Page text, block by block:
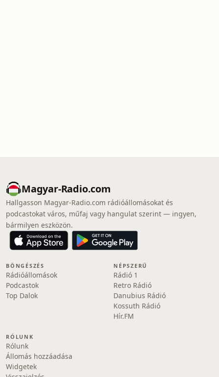
Magyar-Radio.com
Hallgasson Magyar-Radio.com rádióállomásokat és
podcastokat város, műfaj vagy hangulat szerint — ingyen,
bármilyen eszközön.
BÖNGÉSZÉS
Rádióállomások
Podcastok
Top Dalok
NÉPSZERŰ
Rádió 1
Retro Rádió
Danubius Rádió
Kossuth Rádió
Hír.FM
RÓLUNK
Rólunk
Állomás hozzáadása
Widgetek